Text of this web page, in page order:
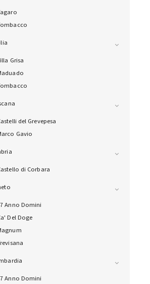
Grisa
del Grevepesa
Gavio
di Corbara
Anno Domini
Del Doge
Anno Domini